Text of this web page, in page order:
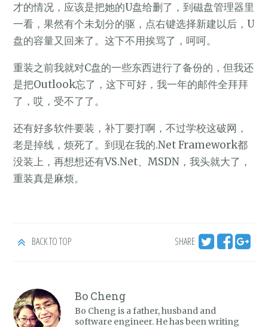
才的情况，应该是把她的U盘给删了，到磁盘管理器里
一看，果然有个未划分的驱，点右键选择新建以后，U
盘的容量又回来了。这下不用挨骂了，呵呵。
重装之前我就对C盘的一些东西进行了备份的，但我还
是把Outlook忘了，这下可好，我一年的邮件全拜拜
了，哎，受不了了。
还有好多软件要装，补丁要打啊，不过学校这破网，
老是掉线，烦死了。到现在我的.Net Framework都
没装上，再想想还有VS.Net、MSDN，我头就大了，
重装真是麻烦。
BACK TO TOP SHARE
Bo Cheng
Bo Cheng is a father, husband and
software engineer. He has been writing